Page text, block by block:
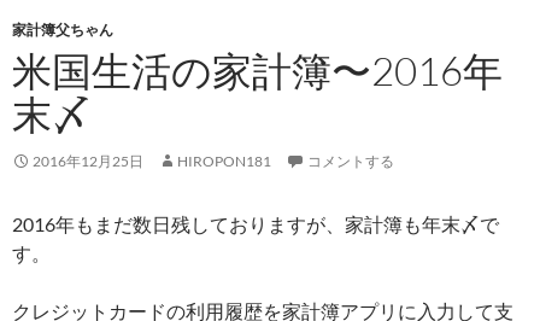
家計簿父ちゃん
米国生活の家計簿〜2016年
末〆
2016年12月25日 HIROPON181 コメントする
2016年もまだ数日残しておりますが、家計簿も年末〆で
す。
クレジットカードの利用履歴を家計簿アプリに入力して支